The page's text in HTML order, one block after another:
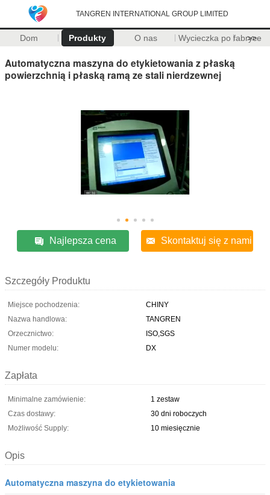
TANGREN INTERNATIONAL GROUP LIMITED
Dom Produkty O nas Wycieczka po fabryce
>>
Automatyczna maszyna do etykietowania z płaską
powierzchnią i płaską ramą ze stali nierdzewnej
Najlepsza cena Skontaktuj się z nami
Szczegóły Produktu
Miejsce pochodzenia:
CHINY
Nazwa handlowa:
TANGREN
Orzecznictwo:
ISO,SGS
Numer modelu:
DX
Zapłata
Minimalne zamówienie:
1 zestaw
Czas dostawy:
30 dni roboczych
Możliwość Supply:
10 miesięcznie
Opis
Automatyczna maszyna do etykietowania